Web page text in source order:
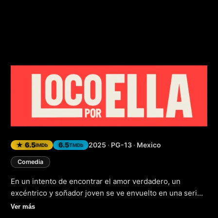
Loco Por Ella
★ 6.5IMDb 6.5TMDb 2025 · PG-13 · Mexico
Comedia
En un intento de encontrar el amor verdadero, un
excéntrico y soñador joven se ve envuelto en una serie
de situaciones absurdas y emocionantes que lo llevan a
Ver más